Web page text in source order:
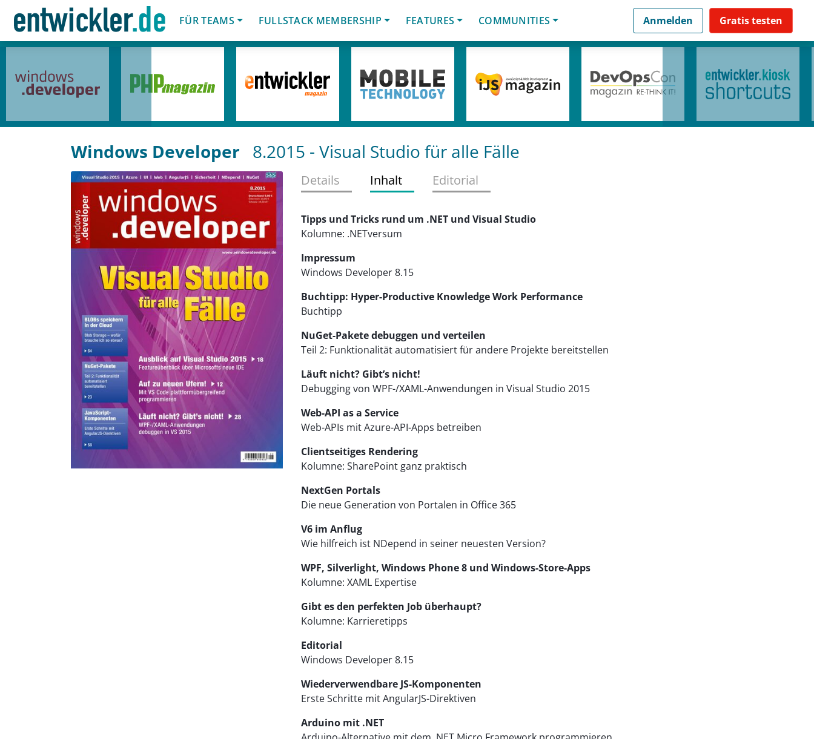
FÜR TEAMS
FULLSTACK MEMBERSHIP FEATURES COMMUNITIES Anmelden Gratis testen
Windows Developer 8.2015 - Visual Studio für alle Fälle
Details Inhalt Editorial
Tipps und Tricks rund um .NET und Visual Studio
Kolumne: .NETversum
Impressum
Windows Developer 8.15
Buchtipp: Hyper-Productive Knowledge Work Performance
Buchtipp
NuGet-Pakete debuggen und verteilen
Teil 2: Funktionalität automatisiert für andere Projekte bereitstellen
Läuft nicht? Gibt’s nicht!
Debugging von WPF-/XAML-Anwendungen in Visual Studio 2015
Web-API as a Service
Web-APIs mit Azure-API-Apps betreiben
Clientseitiges Rendering
Kolumne: SharePoint ganz praktisch
NextGen Portals
Die neue Generation von Portalen in Office 365
V6 im Anflug
Wie hilfreich ist NDepend in seiner neuesten Version?
WPF, Silverlight, Windows Phone 8 und Windows-Store-Apps
Kolumne: XAML Expertise
Gibt es den perfekten Job überhaupt?
Kolumne: Karrieretipps
Editorial
Windows Developer 8.15
Wiederverwendbare JS-Komponenten
Erste Schritte mit AngularJS-Direktiven
Arduino mit .NET